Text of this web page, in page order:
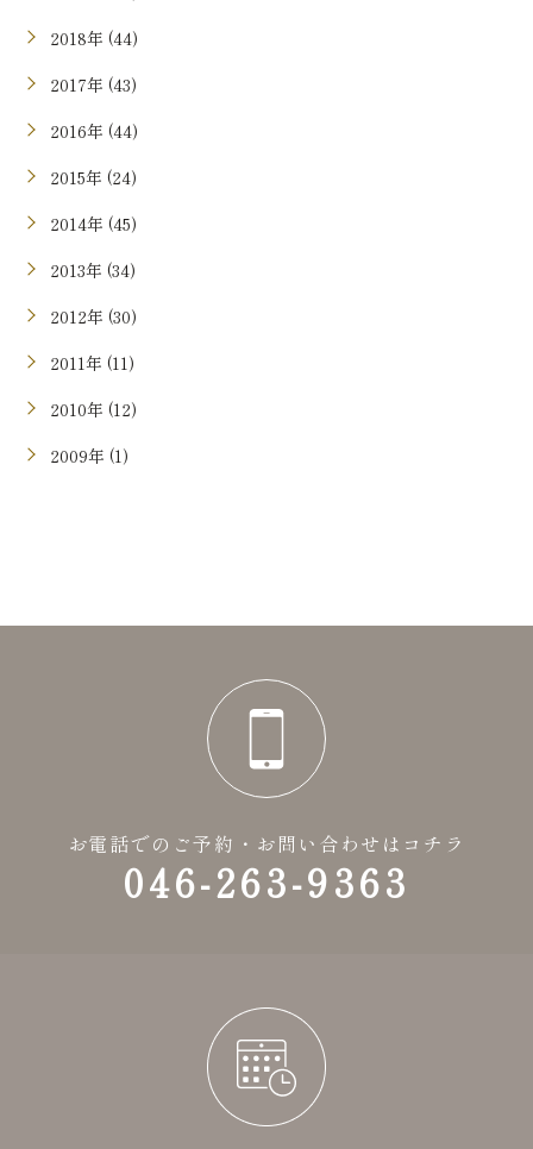
2018年 (44)
2017年 (43)
2016年 (44)
2015年 (24)
2014年 (45)
2013年 (34)
2012年 (30)
2011年 (11)
2010年 (12)
2009年 (1)
お電話でのご予約・お問い合わせはコチラ
046-263-9363